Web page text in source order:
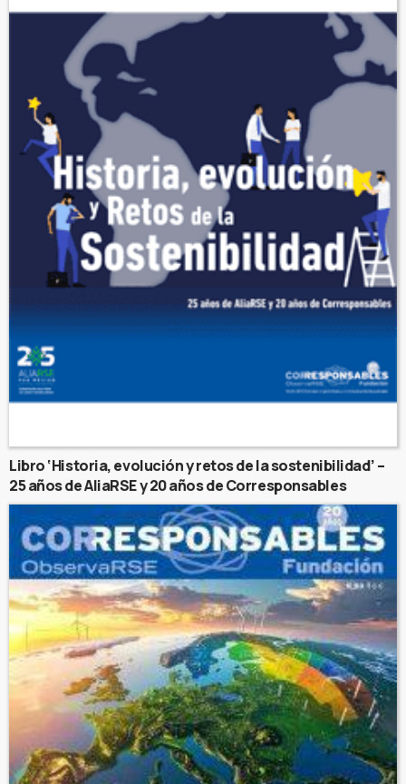
Libro ‘Historia, evolución y retos de la sostenibilidad’ –
25 años de AliaRSE y 20 años de Corresponsables